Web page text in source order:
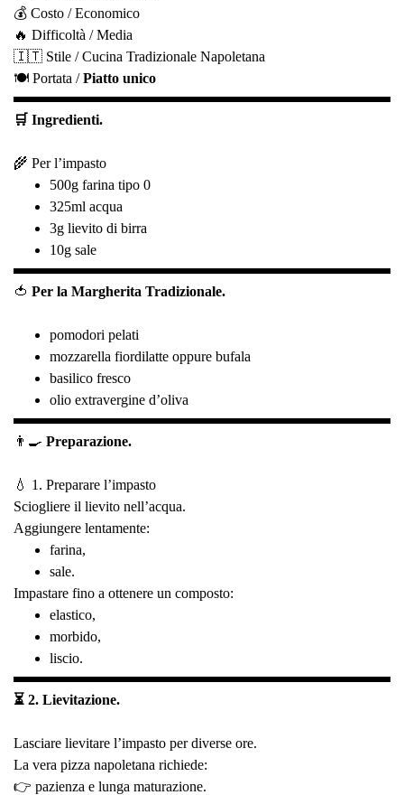
💰 Costo / Economico
🔥 Difficoltà / Media
🇮🇹 Stile / Cucina Tradizionale Napoletana
🍽️ Portata /Piatto unico
🛒 Ingredienti.
🌾 Per l’impasto
500g farina tipo 0
325ml acqua
3g lievito di birra
10g sale
🍅 Per la Margherita Tradizionale.
pomodori pelati
mozzarella fiordilatte oppure bufala
basilico fresco
olio extravergine d’oliva
👨‍🍳 Preparazione.
💧 1. Preparare l’impasto
Sciogliere il lievito nell’acqua.
Aggiungere lentamente:
farina,
sale.
Impastare fino a ottenere un composto:
elastico,
morbido,
liscio.
⏳ 2. Lievitazione.
Lasciare lievitare l’impasto per diverse ore.
La vera pizza napoletana richiede:
👉 pazienza e lunga maturazione.